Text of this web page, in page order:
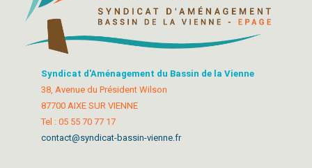
Syndicat d'Aménagement du Bassin de la Vienne
38, Avenue du Président Wilson
87700 AIXE SUR VIENNE
Tel : 05 55 70 77 17
contact@syndicat-bassin-vienne.fr